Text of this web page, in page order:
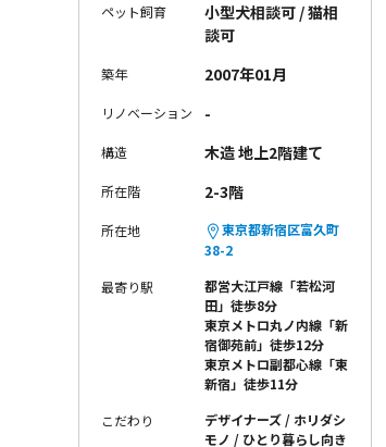
ペット飼育
小型犬相談可 / 猫相
談可
築年 2007年01月
リノベーション -
構造 木造 地上2階建て
所在階 2-3階
所在地
東京都新宿区富久町
38-2
最寄り駅
都営大江戸線「若松河
田」徒歩8分
東京メトロ丸ノ内線「新
宿御苑前」徒歩12分
東京メトロ副都心線「東
新宿」徒歩11分
こだわり デザイナーズ
ホリダシ
モノ
ひとり暮らし向き